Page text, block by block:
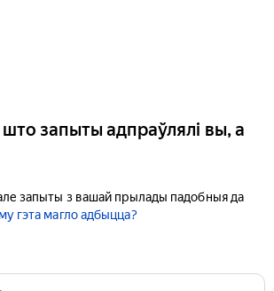
запыты адпраўлялі вы, а
запыты з вашай прылады падобныя да
гэта магло адбыцца?